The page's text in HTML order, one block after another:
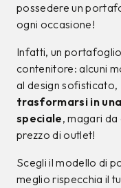
possedere un
ogni occasione!
Infatti, un
contenitore: alcuni
al design sofisticato,
trasformarsi in
speciale, magari da
prezzo di outlet!
Scegli il modello di
meglio rispecchia il